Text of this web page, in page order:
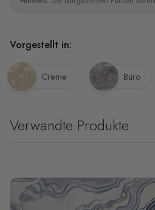
Vorgestellt in:
Creme Büro
Verwandte Produkte